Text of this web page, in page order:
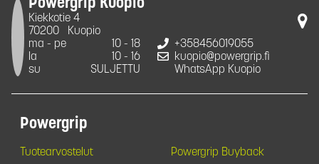
Powergrip Kuopio
Kiekkotie 4
70200
Kuopio
ma - pe
10 - 18
la
10 - 16
su
SULJETTU
+358456019055
kuopio@powergrip.fi
WhatsApp Kuopio
Powergrip
Tuotearvostelut Powergrip Buyback